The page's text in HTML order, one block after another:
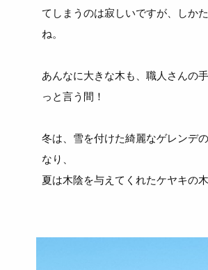
てしまうのは寂しいですが、しか
ね。
あんなに大きな木も、職人さんの
っと言う間！
冬は、雪を付けた綺麗なゲレンデ
なり、
夏は木陰を与えてくれたケヤキの木